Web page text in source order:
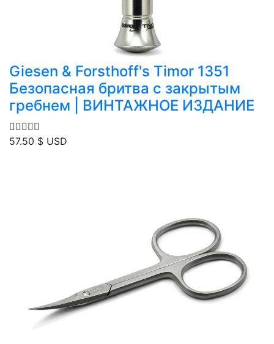
Giesen & Forsthoff's Timor 1351
Безопасная бритва с закрытым
гребнем | ВИНТАЖНОЕ ИЗДАНИЕ
57.50 $ USD